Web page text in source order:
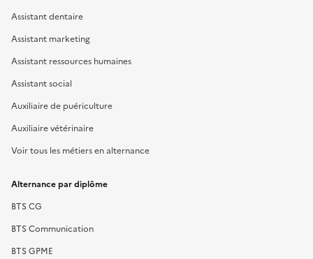
Assistant dentaire
Assistant marketing
Assistant ressources humaines
Assistant social
Auxiliaire de puériculture
Auxiliaire vétérinaire
Voir tous les métiers en alternance
Alternance par diplôme
BTS CG
BTS Communication
BTS GPME